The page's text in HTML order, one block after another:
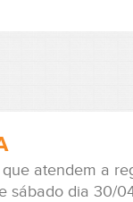
atendem a
sábado dia 30/